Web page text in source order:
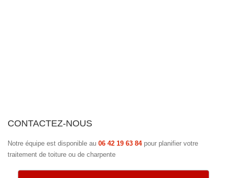
CONTACTEZ-NOUS
Notre équipe est disponible au 06 42 19 63 84pour planifier votre
traitement de toiture ou de charpente